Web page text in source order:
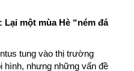
một mùa Hè “ném đá
tung vào thị trường
hình, nhưng những vấn đề